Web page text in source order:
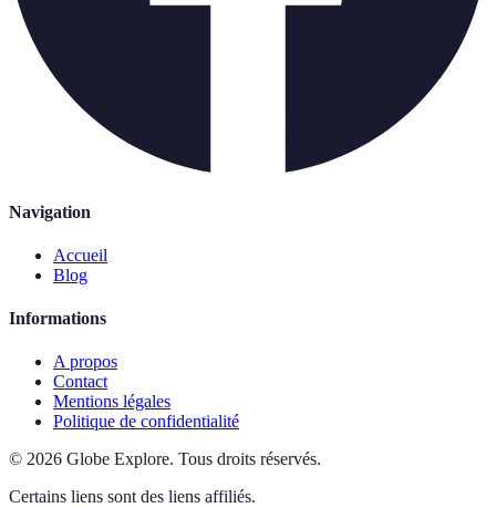
Navigation
Accueil
Blog
Informations
A propos
Contact
Mentions légales
Politique de confidentialité
© 2026 Globe Explore. Tous droits réservés.
Certains liens sont des liens affiliés.